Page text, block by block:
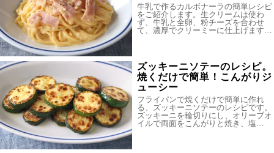
牛乳で作るカルボナーラの簡単レシピ
をご紹介します。生クリームは使わ
ず、牛乳と全卵、粉チーズを合わせ
て、濃厚でクリーミーに仕上げます…
ズッキーニソテーのレシピ。
焼くだけで簡単！こんがりジ
ューシー
フライパンで焼くだけで簡単に作れ
る、ズッキーニソテーのレシピです。
ズッキーニを輪切りにし、オリーブオ
イルで両面をこんがりと焼き、塩…